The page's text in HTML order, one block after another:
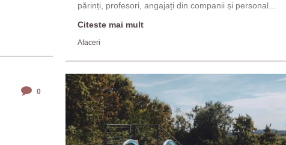
părinți, profesori, angajați din companii și personal...
Citeste mai mult
Afaceri
0